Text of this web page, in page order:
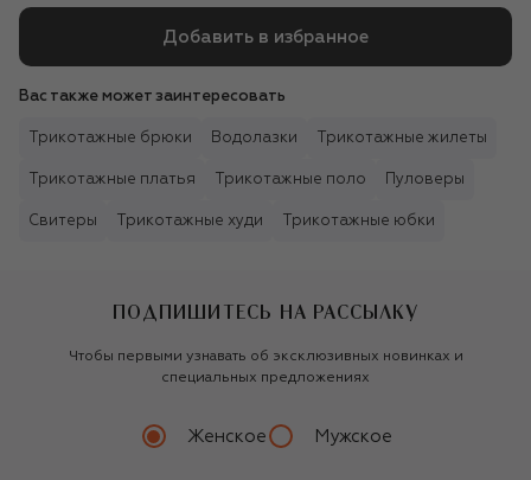
Добавить в избранное
Вас также может заинтересовать
Трикотажные брюки Водолазки Трикотажные жилеты
Трикотажные платья Трикотажные поло Пуловеры
Свитеры Трикотажные худи Трикотажные юбки
ПОДПИШИТЕСЬ НА РАССЫЛКУ
Чтобы первыми узнавать об эксклюзивных новинках и
специальных предложениях
Женское Мужское